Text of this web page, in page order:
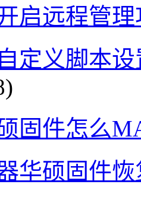
启远程管理
定义脚本
固件怎么
华硕固件